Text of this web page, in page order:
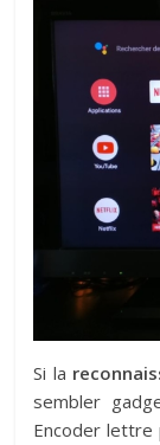
Si la
sembler
Encoder lettre